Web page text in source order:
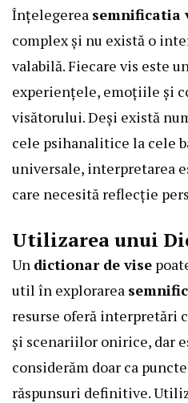
Înțelegerea semnificatia
complex și nu există o
valabilă. Fiecare vis este
experiențele, emoțiile și
visătorului. Deși există
cele psihanalitice la cele
universale, interpretarea
care necesită reflecție
Utilizarea unui
Un dictionar de vise
util în explorarea
resurse oferă interpretări
și scenariilor onirice, dar
considerăm doar ca
răspunsuri definitive.